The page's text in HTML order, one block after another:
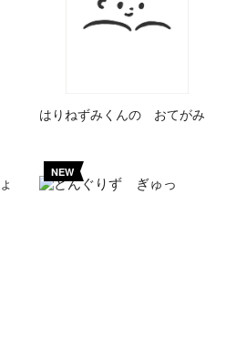
はりねずみくんの おてがみ
NEW